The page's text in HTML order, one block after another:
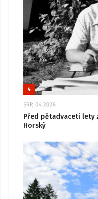
4
SRP, 04 2026
Před pětadvaceti lety
Horský